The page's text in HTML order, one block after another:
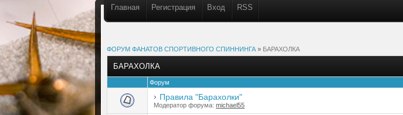
Главная Регистрация Вход RSS
ФОРУМ ФАНАТОВ СПОРТИВНОГО СПИННИНГА » БАРАХОЛКА
БАРАХОЛКА
Форум
Правила "Барахолки"
Модератор форума: michael55